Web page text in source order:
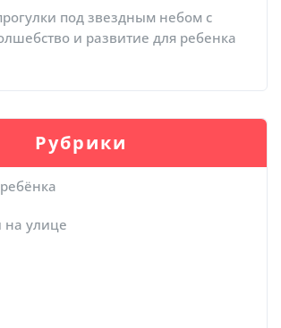
под звездным небом с
и развитие для ребенка
Рубрики
на улице